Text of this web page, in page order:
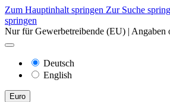
Zum Hauptinhalt springen Zur Suche
springen
Nur für Gewerbetreibende (EU) | Angaben
Deutsch
English
Euro